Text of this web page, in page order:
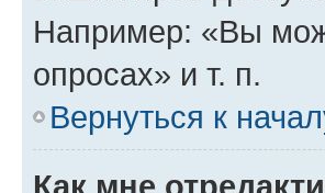
Например: «Вы
опросах» и т. п.
Вернуться к
Как мне